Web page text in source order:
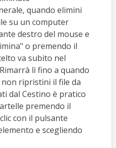
quando elimini
su un computer
destro del mouse e
o premendo il
va subito nel
lì fino a quando
ripristini il file da
dal Cestino è pratico
premendo il
con il pulsante
e scegliendo